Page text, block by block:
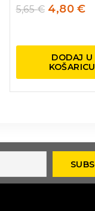
5,65€ 4,80€
DODAJ U
KOŠARICU